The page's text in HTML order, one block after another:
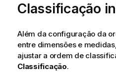
Classificação
Além da configuração da
entre dimensões e
ajustar a ordem de
Classificação.